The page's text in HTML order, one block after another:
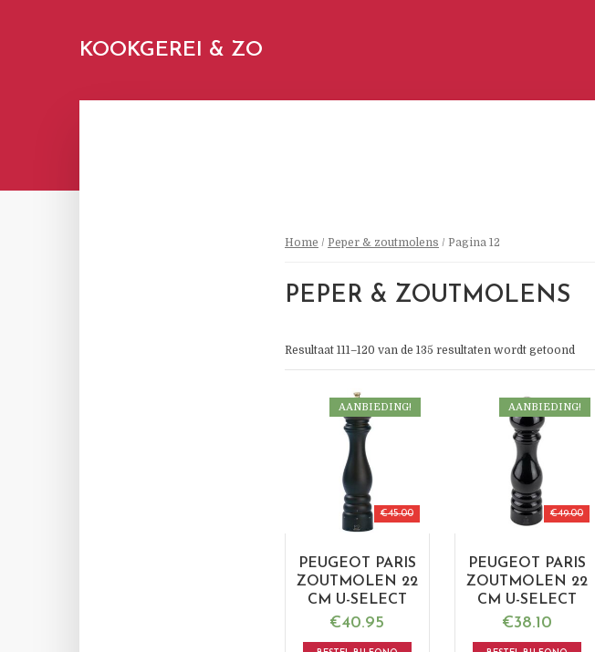
KOOKGEREI & ZO
Home / Peper & zoutmolens / Pagina 12
PEPER & ZOUTMOLENS
Resultaat 111–120 van de 135 resultaten wordt getoond
AANBIEDING!
PEUGEOT PARIS
ZOUTMOLEN 22
CM U-SELECT
€45.00
€40.95
AANBIEDING!
PEUGEOT PARIS
ZOUTMOLEN 22
CM U-SELECT
€49.00
€38.10